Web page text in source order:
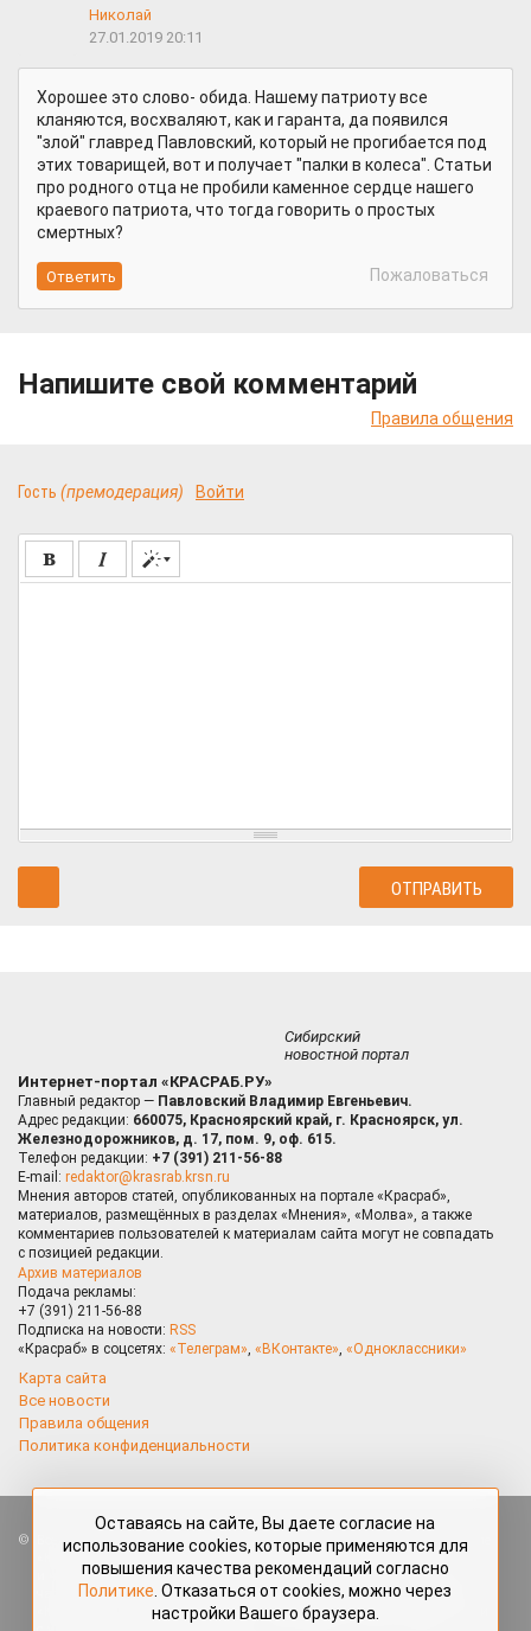
Николай
27.01.2019 20:11
Хорошее это слово- обида. Нашему патриоту все
кланяются, восхваляют, как и гаранта, да появился
"злой" главред Павловский, который не прогибается под
этих товарищей, вот и получает "палки в колеса". Статьи
про родного отца не пробили каменное сердце нашего
краевого патриота, что тогда говорить о простых
смертных?
Пожаловаться
Напишите свой комментарий
Правила общения
Гость (премодерация) Войти
Сибирский
новостной портал
Интернет-портал «КРАСРАБ.РУ»
Главный редактор — Павловский Владимир Евгеньевич.
Адрес редакции: 660075, Красноярский край, г. Красноярск, ул.
Железнодорожников, д. 17, пом. 9, оф. 615.
Телефон редакции: +7 (391) 211-56-88
E-mail: redaktor@krasrab.krsn.ru
Мнения авторов статей, опубликованных на портале «Красраб»,
материалов, размещённых в разделах «Мнения», «Молва», а также
комментариев пользователей к материалам сайта могут не совпадать
с позицией редакции.
Архив материалов
Подача рекламы:
+7 (391) 211-56-88
Подписка на новости: RSS
«Красраб» в соцсетях: «Телеграм», «ВКонтакте», «Одноклассники»
Карта сайта
Все новости
Правила общения
Политика конфиденциальности
Все права защищены. Любые материалы, размещённые на портале
«Красраб.ру» сотрудниками редакции, нештатными авторами
и читателями, являются объектами авторского права. Полное или
частичное использование материалов, размещённых на портале
«Красраб.ру», допускается только с письменного согласия редакции
Оставаясь на сайте, Вы даете согласие на
использование cookies, которые применяются для
повышения качества рекомендаций согласно
Политике . Отказаться от cookies, можно через
настройки Вашего браузера.